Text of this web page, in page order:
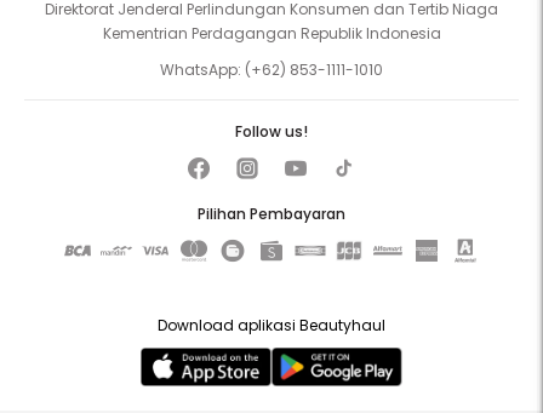
Direktorat Jenderal Perlindungan Konsumen dan Tertib Niaga
Kementrian Perdagangan Republik Indonesia
WhatsApp: (+62) 853-1111-1010
Pilihan Pembayaran
Follow us!
Download aplikasi Beautyhaul